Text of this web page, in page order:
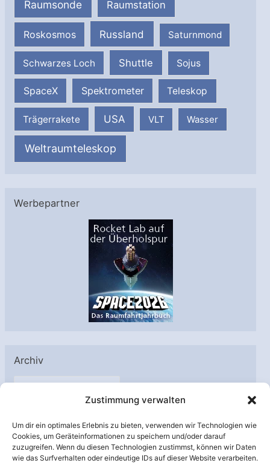
Zustimmung verwalten
Um dir ein optimales Erlebnis zu bieten, verwenden wir Technologien wie
Cookies, um Geräteinformationen zu speichern und/oder darauf
zuzugreifen. Wenn du diesen Technologien zustimmst, können wir Daten
wie das Surfverhalten oder eindeutige IDs auf dieser Website verarbeiten.
Raumsonde Raumstation
Roskosmos Russland Saturnmond
Schwarzes Loch Shuttle Sojus
SpaceX Spektrometer Teleskop
Trägerrakete USA VLT Wasser
Weltraumteleskop
Werbepartner
Archiv
A
h
i
Unterstützt von: